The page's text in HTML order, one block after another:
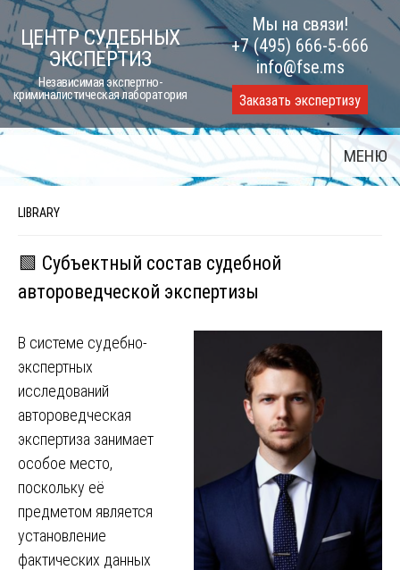
Skip
to
content
ЦЕНТР СУДЕБНЫХ
ЭКСПЕРТИЗ
Независимая экспертно-
криминалистическая лаборатория
Мы на связи!
+7 (495) 666-5-666
info@fse.ms
Заказать экспертизу
МЕНЮ
LIBRARY
🟩 Субъектный состав судебной
автороведческой экспертизы
В системе судебно-
экспертных
исследований
автороведческая
экспертиза занимает
особое место,
поскольку её
предметом является
установление
фактических данных